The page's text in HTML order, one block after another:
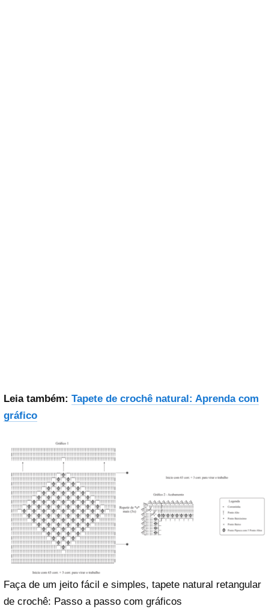
Leia também: Tapete de crochê natural: Aprenda com
gráfico
Faça de um jeito fácil e simples, tapete natural retangular
de crochê: Passo a passo com gráficos